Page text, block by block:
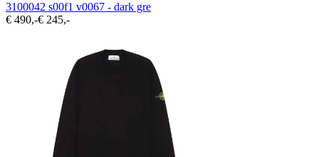
3100042 s00f1 v0067 - dark gre
€ 490,-€ 245,-